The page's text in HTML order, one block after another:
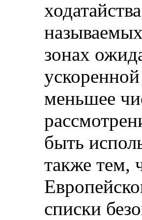
зонах
меньшее
быть
также тем,
списки